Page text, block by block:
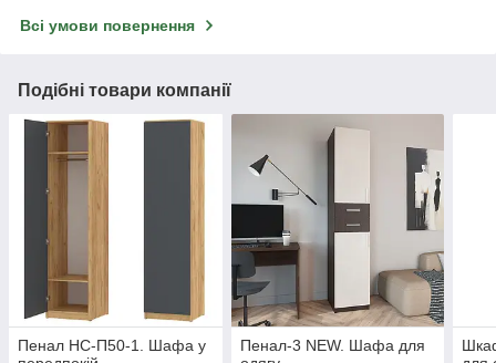
Всі умови повернення
Подібні товари компанії
Пенал НС-П50-1. Шафа у
Пенал-3 NEW. Шафа для